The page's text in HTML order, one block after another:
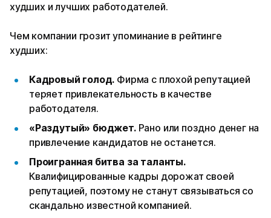
худших и лучших работодателей.
Чем компании грозит упоминание в рейтинге
худших:
Кадровый голод. Фирма с плохой репутацией
теряет привлекательность в качестве
работодателя.
«Раздутый» бюджет.Рано или поздно денег на
привлечение кандидатов не останется.
Проигранная битва за таланты.
Квалифицированные кадры дорожат своей
репутацией, поэтому не станут связываться со
скандально известной компанией.